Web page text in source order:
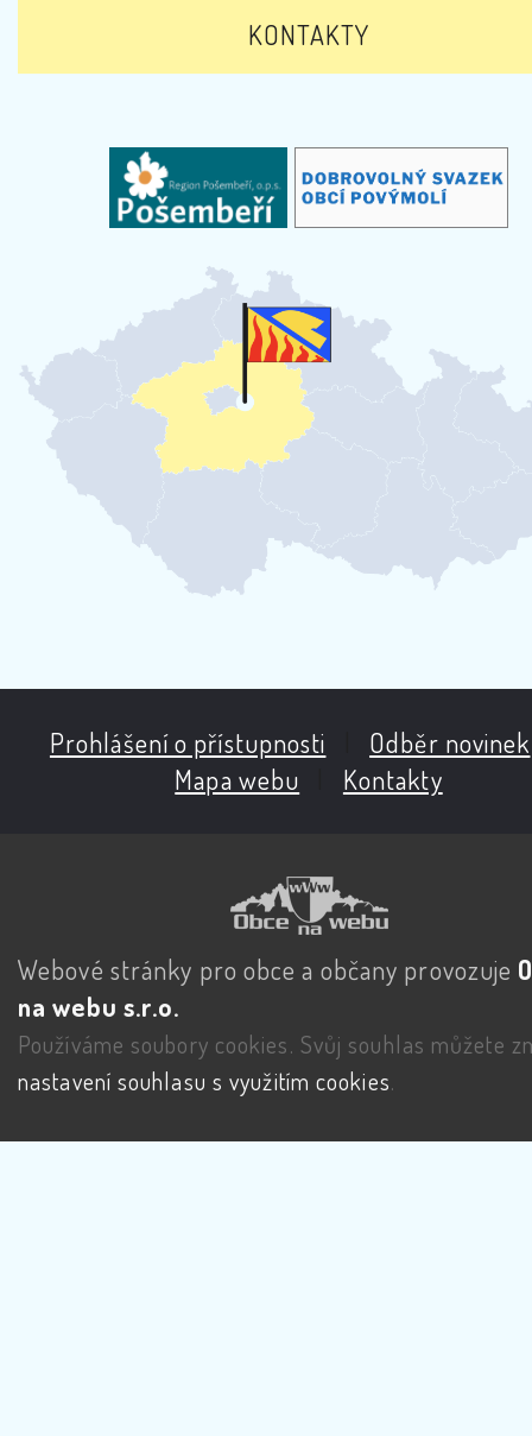
KONTAKTY
Prohlášení o přístupnosti Odběr novinek
Mapa webu
Kontakty
Webové stránky pro obce a občany provozuje
na webu s.r.o.
Používáme soubory cookies. Svůj souhlas můžete
nastavení souhlasu s využitím cookies.